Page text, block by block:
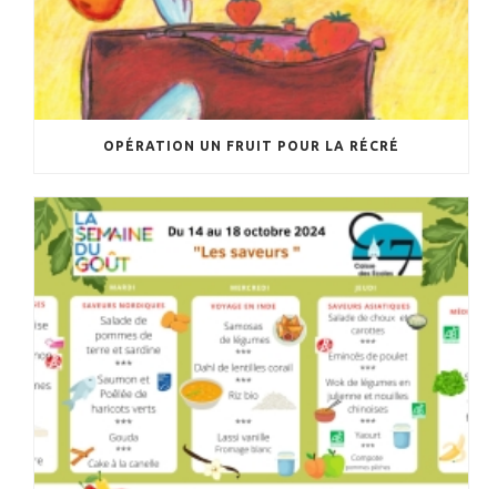
OPÉRATION UN FRUIT POUR LA RÉCRÉ